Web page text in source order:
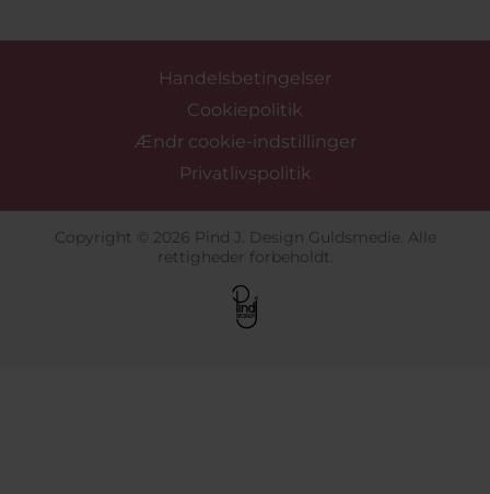
Handelsbetingelser
Cookiepolitik
Ændr cookie-indstillinger
Privatlivspolitik
Copyright © 2026 Pind J. Design Guldsmedie. Alle
rettigheder forbeholdt.